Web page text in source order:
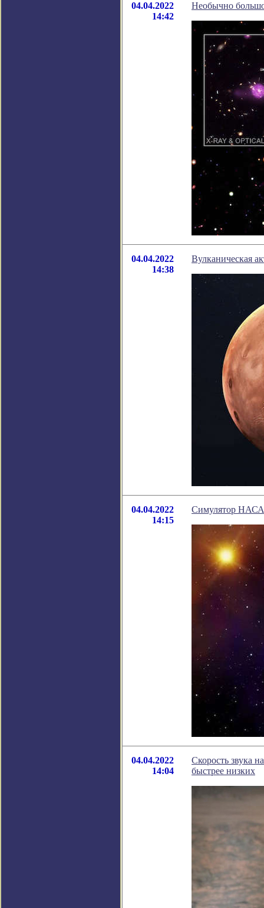
04.04.2022
14:42
Необычно
04.04.2022
14:38
Вулканическая
04.04.2022
14:15
Симулятор НАСА
04.04.2022
14:04
Скорость звука
быстрее низких